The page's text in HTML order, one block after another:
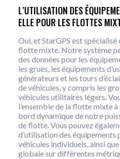
L’UTILISATION DES
ELLE POUR LES FLOTTES
Oui, et StarGPS est spécialisé
flotte mixte. Notre système
des données pour les
les grues, les équipements
générateurs et les tours
de véhicules, y compris les
véhicules utilitaires légers.
l’ensemble de la flotte mixte
bord dynamique de notre
de flotte. Vous pouvez
d’utilisation des équipements
véhicules individuels, ainsi
globale sur différentes